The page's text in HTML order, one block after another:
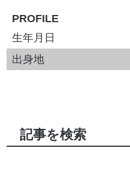
PROFILE
生年月日
出身地
記事を検索